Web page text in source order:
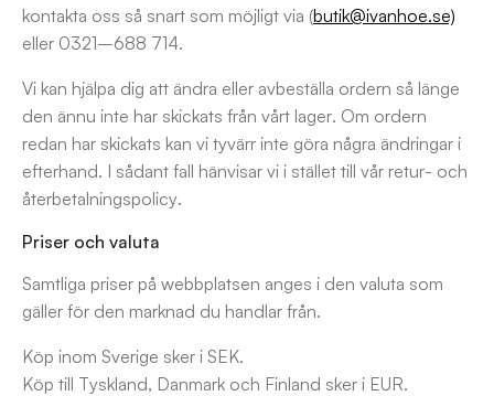
kontakta oss så snart som möjligt via (butik@ivanhoe.se)
eller 0321–688 714.
Vi kan hjälpa dig att ändra eller avbeställa ordern så länge
den ännu inte har skickats från vårt lager. Om ordern
redan har skickats kan vi tyvärr inte göra några ändringar i
efterhand. I sådant fall hänvisar vi i stället till vår retur- och
återbetalningspolicy.
Priser och valuta
Samtliga priser på webbplatsen anges i den valuta som
gäller för den marknad du handlar från.
Köp inom Sverige sker i SEK.
Köp till Tyskland, Danmark och Finland sker i EUR.